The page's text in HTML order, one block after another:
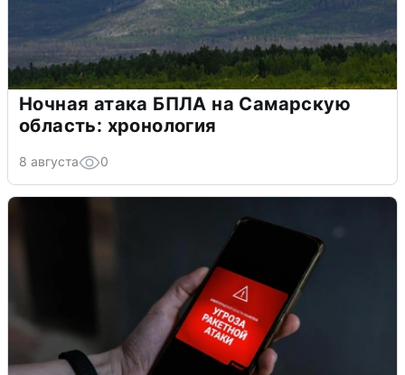
Ночная атака БПЛА на Самарскую
область: хронология
8 августа 0